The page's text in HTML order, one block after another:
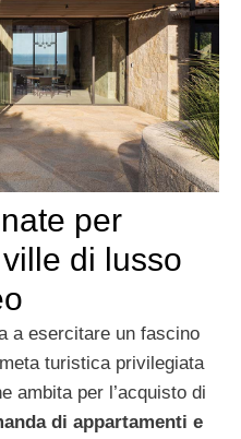
per
di lusso
a esercitare un fascino
turistica privilegiata
ambita per l’acquisto di
di appartamenti e